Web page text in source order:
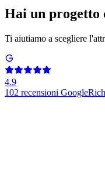
Hai un
Ti aiutiamo a scegliere
4.9
102 recensioni Google